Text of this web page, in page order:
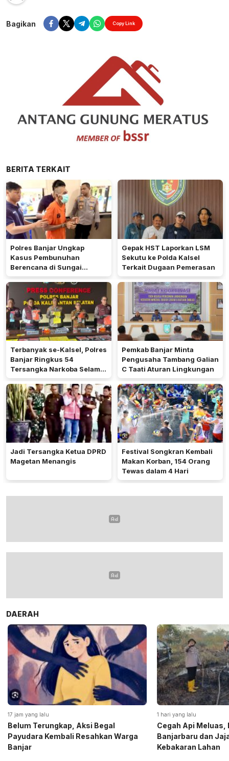
Bagikan Copy Link
BERITA TERKAIT
Polres Banjar Ungkap
Kasus Pembunuhan
Berencana di Sungai
Pinang
Gepak HST Laporkan LSM
Sekutu ke Polda Kalsel
Terkait Dugaan Pemerasan
Terbanyak se-Kalsel, Polres
Banjar Ringkus 54
Tersangka Narkoba Selama
Operasi Antik 2026
Pemkab Banjar Minta
Pengusaha Tambang Galian
C Taati Aturan Lingkungan
Jadi Tersangka Ketua DPRD
Magetan Menangis
Festival Songkran Kembali
Makan Korban, 154 Orang
Tewas dalam 4 Hari
DAERAH
17 jam yang lalu
Belum Terungkap, Aksi Begal
Payudara Kembali Resahkan Warga
Banjar
1 hari yang lalu
Cegah Api Meluas,
Banjarbaru dan
Kebakaran Lahan